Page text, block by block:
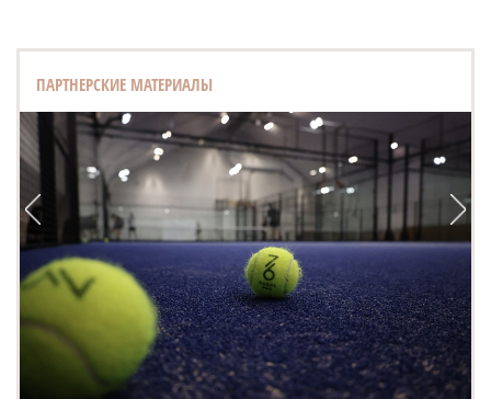
ПАРТНЕРСКИЕ МАТЕРИАЛЫ